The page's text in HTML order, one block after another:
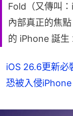
Fold（又傳叫
內部真正的焦
的 iPhone 誕生
iOS 26.6更新
恐被入侵iPhone